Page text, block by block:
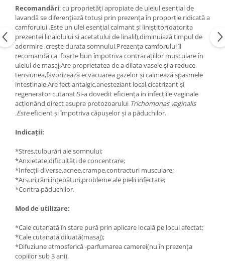
Recomandări: cu proprietăți apropiate de uleiul esențial de
lavandă se diferențiază totuși prin prezența în proporție ridicată a
camforului .Este un ulei esențial calmant și liniștitor(datorita
prezenței linalolului si acetatului de linalil),diminuiază timpul de
adormire ,crește durata somnului.Prezența camforului îl
recomandă ca foarte bun împotriva contracațiilor musculare în
uleiul de masaj.Are proprietatea de a dilata vasele și a reduce
tensiunea,favorizează ecvacuarea gazelor și calmează spasmele
intestinale.Are fect antalgic,anesteziant local,cicatrizant și
regenerator cutanat.Si-a dovedit eficiența in infecțiile vaginale
acționând direct asupra protozoarului Trichomonas vaginalis
.Esteeficient și împotriva căpușelor și a păduchilor.
Indicații:
*Stres,tulburări ale somnului;
*Anxietate,dificultăți de concentrare;
*Infecții diverse,acnee,crampe,contracturi musculare;
*Arsuri,răni,înțepături,probleme ale pielii infectate;
*Contra păduchilor.
Mod de utilizare:
*Cale cutanată în stare pură prin aplicare locală pe locul afectat;
*Cale cutanată diluată(masaj);
*Difuziune atmosferică -parfumarea camerei(nu în prezența
copiilor sub 3 ani).